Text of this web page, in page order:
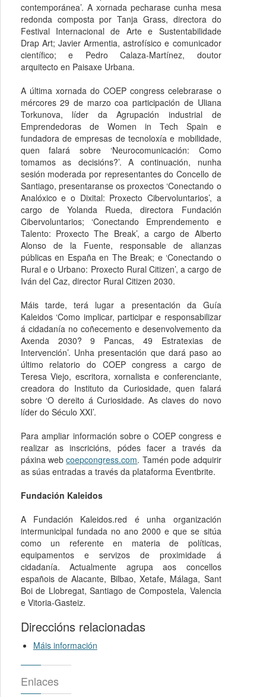
contemporánea’. A xornada pecharase cunha mesa
redonda composta por Tanja Grass, directora do
Festival Internacional de Arte e Sustentabilidade
Drap Art; Javier Armentia, astrofísico e comunicador
científico; e Pedro Calaza-Martínez, doutor
arquitecto en Paisaxe Urbana.
A última xornada do COEP congress celebrarase o
mércores 29 de marzo coa participación de Uliana
Torkunova, líder da Agrupación industrial de
Emprendedoras de Women in Tech Spain e
fundadora de empresas de tecnoloxía e mobilidade,
quen falará sobre ‘Neurocomunicación: Como
tomamos as decisións?’. A continuación, nunha
sesión moderada por representantes do Concello de
Santiago, presentaranse os proxectos ‘Conectando o
Analóxico e o Dixital: Proxecto Cibervoluntarios’, a
cargo de Yolanda Rueda, directora Fundación
Cibervoluntarios; ‘Conectando Emprendemento e
Talento: Proxecto The Break’, a cargo de Alberto
Alonso de la Fuente, responsable de alianzas
públicas en España en The Break; e ‘Conectando o
Rural e o Urbano: Proxecto Rural Citizen’, a cargo de
Iván del Caz, director Rural Citizen 2030.
Máis tarde, terá lugar a presentación da Guía
Kaleidos ‘Como implicar, participar e responsabilizar
á cidadanía no coñecemento e desenvolvemento da
Axenda 2030? 9 Pancas, 49 Estratexias de
Intervención’. Unha presentación que dará paso ao
último relatorio do COEP congress a cargo de
Teresa Viejo, escritora, xornalista e conferenciante,
creadora do Instituto da Curiosidade, quen falará
sobre ‘O dereito á Curiosidade. As claves do novo
líder do Século XXI’.
Para ampliar información sobre o COEP congress e
realizar as inscricións, pódes facer a través da
páxina webcoepcongress.com. Tamén pode adquirir
as súas entradas a través da plataforma Eventbrite.
Fundación Kaleidos
A Fundación Kaleidos.red é unha organización
intermunicipal fundada no ano 2000 e que se sitúa
como un referente en materia de políticas,
equipamentos e servizos de proximidade á
cidadanía. Actualmente agrupa aos concellos
españois de Alacante, Bilbao, Xetafe, Málaga, Sant
Boi de Llobregat, Santiago de Compostela, Valencia
e Vitoria-Gasteiz.
Direccións relacionadas
Máis información
Enlaces